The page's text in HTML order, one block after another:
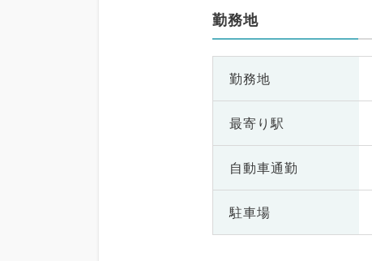
勤務地
勤務地
最寄り駅
自動車通勤
駐車場